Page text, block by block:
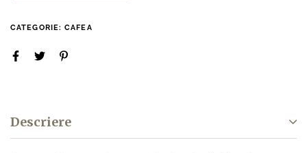
CATEGORIE:CAFEA
Descriere